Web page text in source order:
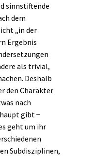
sinnstiftende
dem
„in der
Ergebnis
als trivial,
Deshalb
den Charakter
nach
gibt −
geht um ihr
Subdisziplinen,